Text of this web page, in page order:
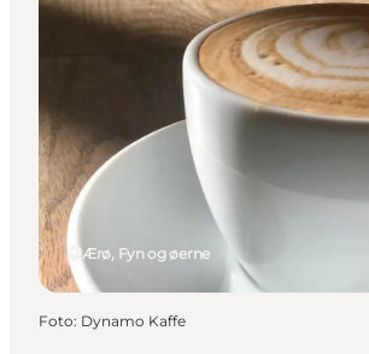
Overnatning
Spisesteder
Events
Planlæg ferien
Ærø, Fyn og øerne
Foto: Dynamo Kaffe